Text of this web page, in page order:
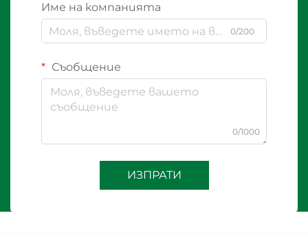
Име на компанията
0/200
Съобщение
0/1000
ИЗПРАТИ